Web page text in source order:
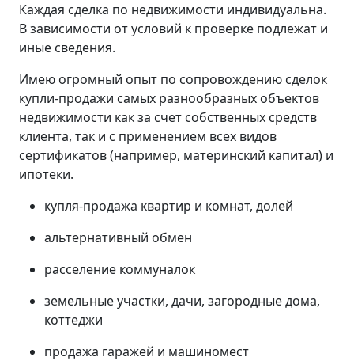
Каждая сделка по недвижимости индивидуальна.
В зависимости от условий к проверке подлежат и
иные сведения.
Имею огромный опыт по сопровождению сделок
купли-продажи самых разнообразных объектов
недвижимости как за счет собственных средств
клиента, так и с применением всех видов
сертификатов (например, материнский капитал) и
ипотеки.
купля-продажа квартир и комнат, долей
альтернативный обмен
расселение коммуналок
земельные участки, дачи, загородные дома,
коттеджи
продажа гаражей и машиномест